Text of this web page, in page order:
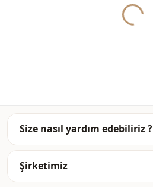
مكتب
Size nasıl yardım edebiliriz ?
Şirketimiz